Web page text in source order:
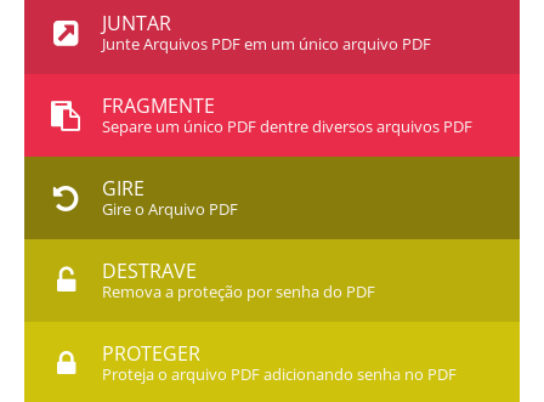
JUNTAR
Junte Arquivos PDF em um único arquivo PDF
FRAGMENTE
Separe um único PDF dentre diversos arquivos PDF
GIRE
Gire o Arquivo PDF
DESTRAVE
Remova a proteção por senha do PDF
PROTEGER
Proteja o arquivo PDF adicionando senha no PDF